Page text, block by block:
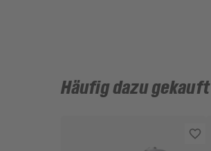
Häufig dazu gekauft